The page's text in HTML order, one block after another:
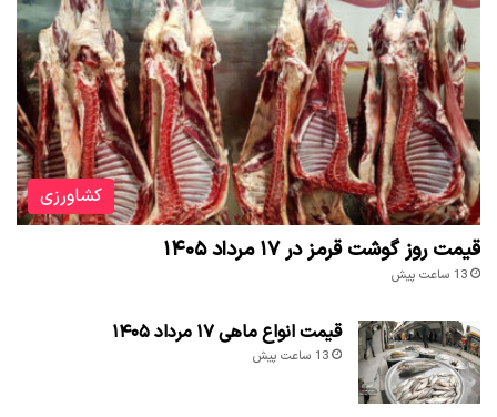
کشاورزی
قیمت روز گوشت قرمز در ۱۷ مرداد ۱۴۰۵
13 ساعت پیش
قیمت انواع ماهی ۱۷ مرداد ۱۴۰۵
13 ساعت پیش